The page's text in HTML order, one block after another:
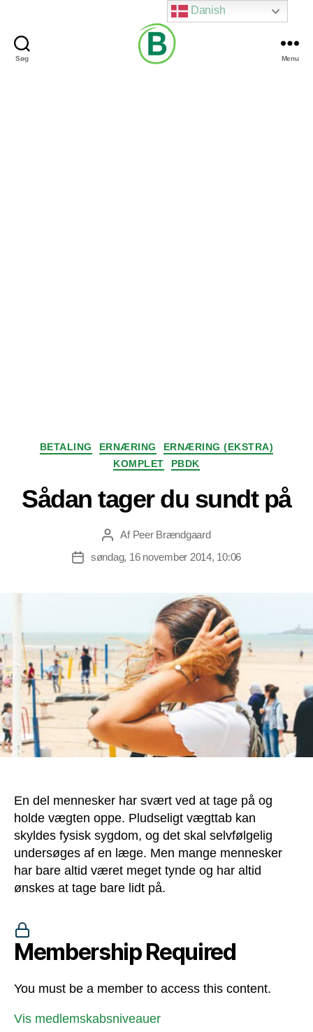
Søg Menu
Kategorier
BETALING ERNÆRING
ERNÆRING (EKSTRA)
KOMPLET
PBDK
Sådan tager du sundt på
Indlægsforfatter
Af Peer Brændgaard
Indlægsdato
søndag, 16 november 2014, 10:06
En del mennesker har svært ved at tage på og
holde vægten oppe. Pludseligt vægttab kan
skyldes fysisk sygdom, og det skal selvfølgelig
undersøges af en læge. Men mange mennesker
har bare altid været meget tynde og har altid
ønskes at tage bare lidt på.
Membership Required
You must be a member to access this content.
Vis medlemskabsniveauer
Danish